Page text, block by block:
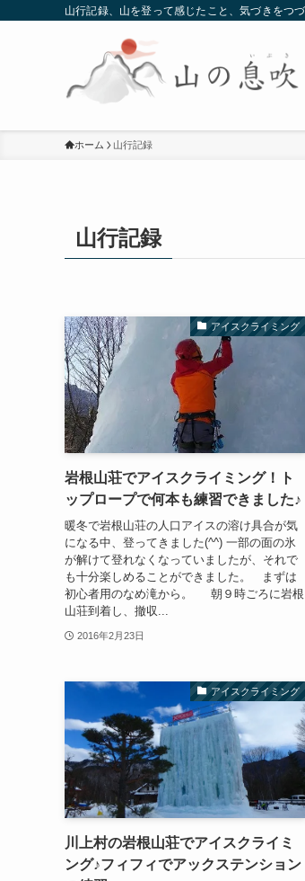
山行記録、山を登って感じたこと、気づきをつづ
ホーム 山行記録
山行記録
アイスクライミング
岩根山荘でアイスクライミング！ト
ップロープで何本も練習できました♪
暖冬で岩根山荘の人口アイスの溶け具合が気
になる中、登ってきました(^^) 一部の面の氷
が解けて登れなくなっていましたが、それで
も十分楽しめることができました。 まずは
初心者用のなめ滝から。 朝９時ごろに岩根
山荘到着し、撤収...
2016年2月23日
アイスクライミング
川上村の岩根山荘でアイスクライミ
ング♪フィフィでアックステンション